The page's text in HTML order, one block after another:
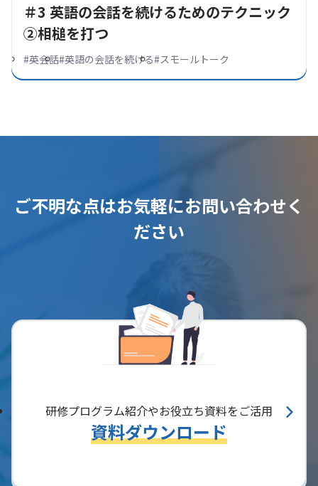
＃3 英語の会話を続けるためのテクニック
②相槌を打つ
#英会話#英語の会話を続ける#スモールトーク
ご不明な点はお気軽にお問い合わせく
ださい
研修プログラム紹介やお役立ち資料をご活用
資料ダウンロード